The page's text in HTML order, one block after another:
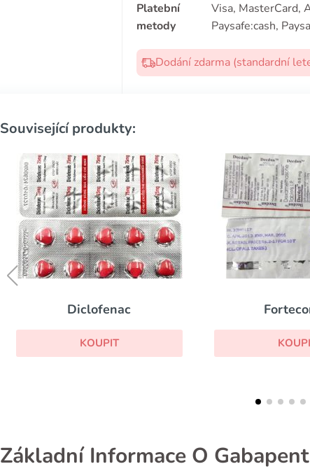
Platební
metody
Visa, MasterCard,
Paysafe:cash,
Dodání zdarma (standardní
Související produkty:
Fortecortin
KOUPIT
Základní Informace O